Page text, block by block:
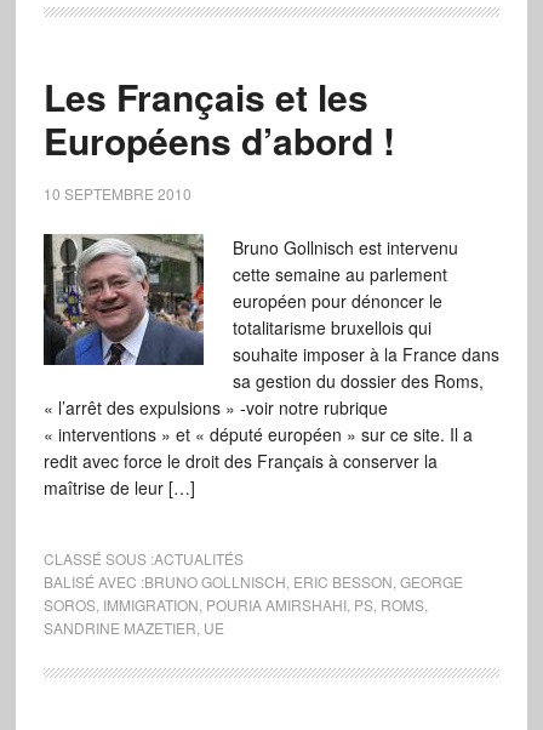
Les Français et les
Européens d’abord !
10 SEPTEMBRE 2010
Bruno Gollnisch est intervenu
cette semaine au parlement
européen pour dénoncer le
totalitarisme bruxellois qui
souhaite imposer à la France dans
sa gestion du dossier des Roms,
« l’arrêt des expulsions » -voir notre rubrique
« interventions » et « député européen » sur ce site. Il a
redit avec force le droit des Français à conserver la
maîtrise de leur […]
CLASSÉ SOUS :ACTUALITÉS
BALISÉ AVEC :BRUNO GOLLNISCH ERIC BESSON GEORGE
SOROS, IMMIGRATION POURIA AMIRSHAHI, PS, ROMS,
SANDRINE MAZETIER UE